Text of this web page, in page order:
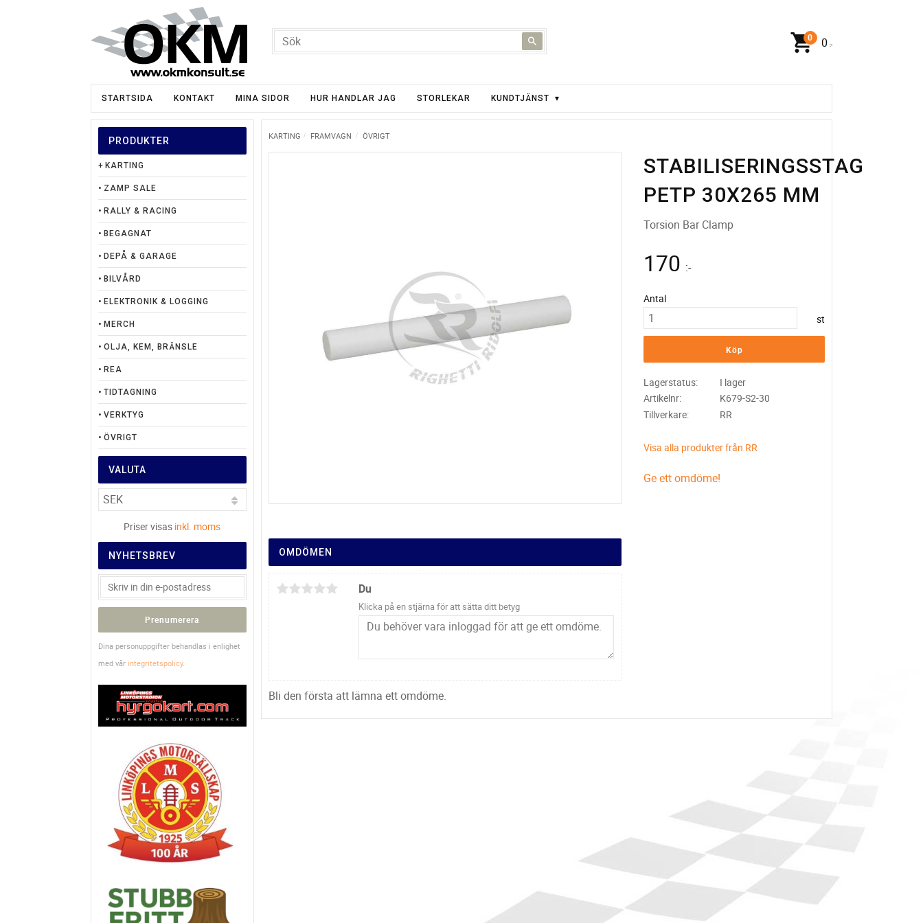
0 :-
STARTSIDA KONTAKT MINA SIDOR HUR HANDLAR JAG STORLEKAR KUNDTJÄNST
KARTING FRAMVAGN ÖVRIGT
STABILISERINGSSTAG
PETP 30X265 MM
Torsion Bar Clamp
170 :-
Antal
st
Köp
Lagerstatus
I lager
Artikelnr
K679-S2-30
Tillverkare
RR
Visa alla produkter från RR
Ge ett omdöme!
OMDÖMEN
Du
Klicka på en stjärna för att sätta ditt betyg
Bli den första att lämna ett omdöme.
PRODUKTER
KARTING
ZAMP SALE
RALLY & RACING
BEGAGNAT
DEPÅ & GARAGE
BILVÅRD
ELEKTRONIK & LOGGING
MERCH
OLJA, KEM, BRÄNSLE
REA
TIDTAGNING
VERKTYG
ÖVRIGT
VALUTA
Priser visas inkl. moms
NYHETSBREV
Prenumerera
Dina personuppgifter behandlas i enlighet
med vår integritetspolicy.